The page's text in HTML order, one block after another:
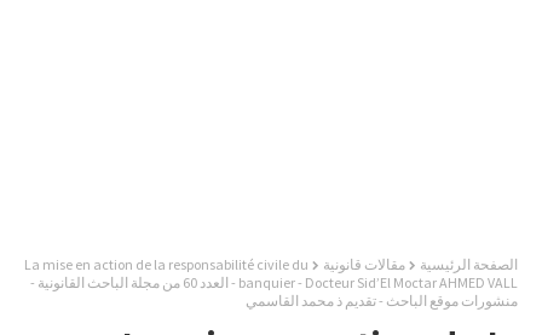
الصفحة الرئيسية مقالات قانونية
La mise en action de la responsabilité civile du
banquier - Docteur Sid’El Moctar AHMED VALL - العدد 60 من مجلة الباحث القانونية -
منشورات موقع الباحث - تقديم ذ محمد القاسمي